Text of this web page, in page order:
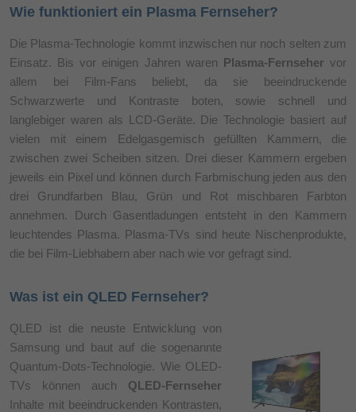
Wie funktioniert ein Plasma Fernseher?
Die Plasma-Technologie kommt inzwischen nur noch selten zum
Einsatz. Bis vor einigen Jahren waren Plasma-Fernseher vor
allem bei Film-Fans beliebt, da sie beeindruckende
Schwarzwerte und Kontraste boten, sowie schnell und
langlebiger waren als LCD-Geräte. Die Technologie basiert auf
vielen mit einem Edelgasgemisch gefüllten Kammern, die
zwischen zwei Scheiben sitzen. Drei dieser Kammern ergeben
jeweils ein Pixel und können durch Farbmischung jeden aus den
drei Grundfarben Blau, Grün und Rot mischbaren Farbton
annehmen. Durch Gasentladungen entsteht in den Kammern
leuchtendes Plasma. Plasma-TVs sind heute Nischenprodukte,
die bei Film-Liebhabern aber nach wie vor gefragt sind.
Was ist ein QLED Fernseher?
QLED ist die neuste Entwicklung von
Samsung und baut auf die sogenannte
Quantum-Dots-Technologie. Wie OLED-
TVs können auch QLED-Fernseher
Inhalte mit beeindruckenden Kontrasten,